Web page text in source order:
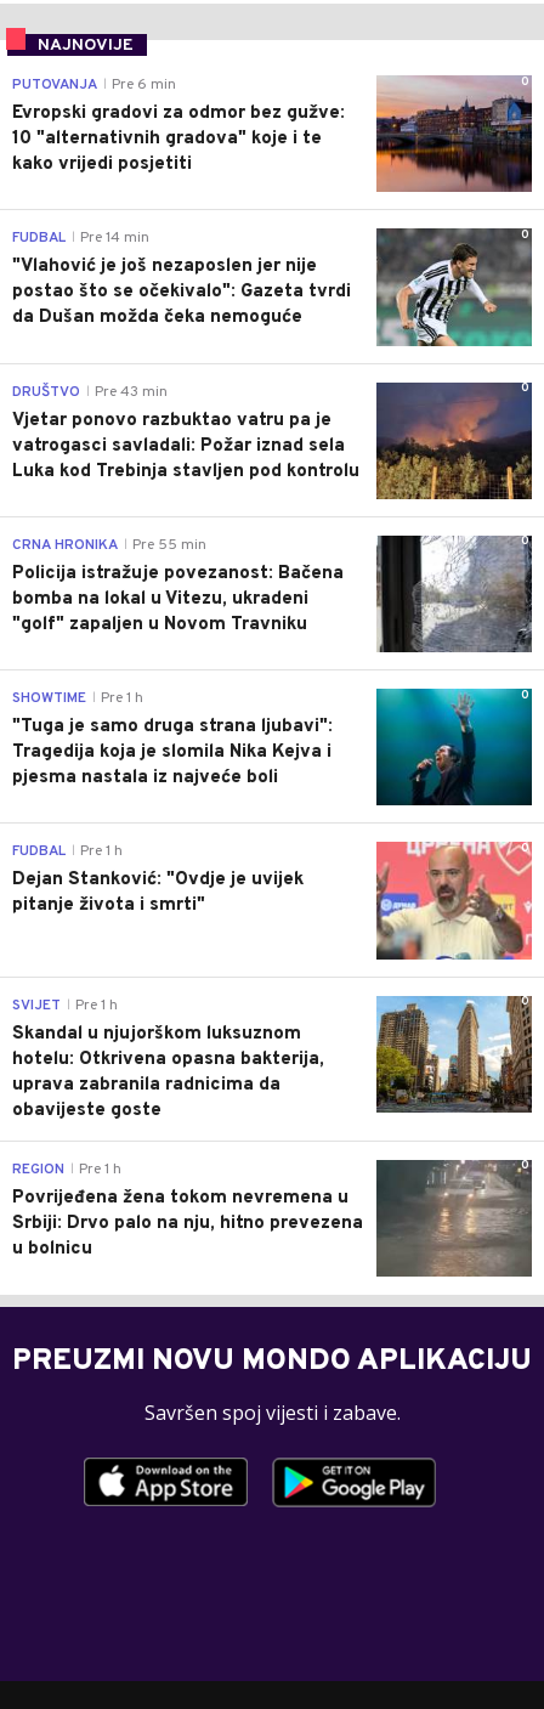
NAJNOVIJE
0
PUTOVANJA Pre 6 min
Evropski gradovi za odmor bez gužve:
10 "alternativnih gradova" koje i te
kako vrijedi posjetiti
0
FUDBAL Pre 14 min
"Vlahović je još nezaposlen jer nije
postao što se očekivalo": Gazeta tvrdi
da Dušan možda čeka nemoguće
0
DRUŠTVO Pre 43 min
Vjetar ponovo razbuktao vatru pa je
vatrogasci savladali: Požar iznad sela
Luka kod Trebinja stavljen pod kontrolu
0
CRNA HRONIKA Pre 55 min
Policija istražuje povezanost: Bačena
bomba na lokal u Vitezu, ukradeni
"golf" zapaljen u Novom Travniku
0
SHOWTIME Pre 1 h
"Tuga je samo druga strana ljubavi":
Tragedija koja je slomila Nika Kejva i
pjesma nastala iz najveće boli
0
FUDBAL Pre 1 h
Dejan Stanković: "Ovdje je uvijek
pitanje života i smrti"
0
SVIJET Pre 1 h
Skandal u njujorškom luksuznom
hotelu: Otkrivena opasna bakterija,
uprava zabranila radnicima da
obavijeste goste
0
REGION Pre 1 h
Povrijeđena žena tokom nevremena u
Srbiji: Drvo palo na nju, hitno prevezena
u bolnicu
PREUZMI NOVU MONDO APLIKACIJU
Savršen spoj vijesti i zabave.